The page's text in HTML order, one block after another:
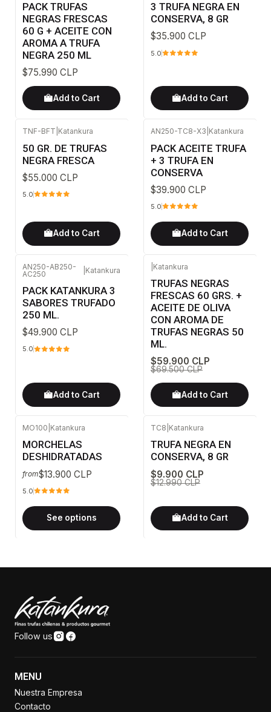
PACK TRUFAS
NEGRAS FRESCAS
60 G + ACEITE CON
AROMA A TRUFA
NEGRA 250 ML
$75.990 CLP
Add to Cart
3 TRUFA NEGRA EN
CONSERVA, 8 GR
$35.900 CLP
5.0
Add to Cart
TNF-BFT Katankura
50 GR. DE TRUFAS
NEGRA FRESCA
$55.000 CLP
5.0
Add to Cart
AN250-TC8-X3 Katankura
PACK ACEITE TRUFA
+ 3 TRUFA EN
CONSERVA
$39.900 CLP
5.0
Add to Cart
AN250-AB250-
AC250
Katankura
PACK KATANKURA 3
SABORES TRUFADO
250 ML.
$49.900 CLP
5.0
Add to Cart
Katankura
TRUFAS NEGRAS
FRESCAS 60 GRS. +
ACEITE DE OLIVA
CON AROMA DE
TRUFAS NEGRAS 50
ML.
$59.900 CLP
$69.500 CLP
Add to Cart
MO100 Katankura
MORCHELAS
DESHIDRATADAS
from$13.900 CLP
5.0
See options
TC8 Katankura
TRUFA NEGRA EN
CONSERVA, 8 GR
$9.900 CLP
$12.990 CLP
Add to Cart
Follow us
MENU
Nuestra Empresa
Contacto